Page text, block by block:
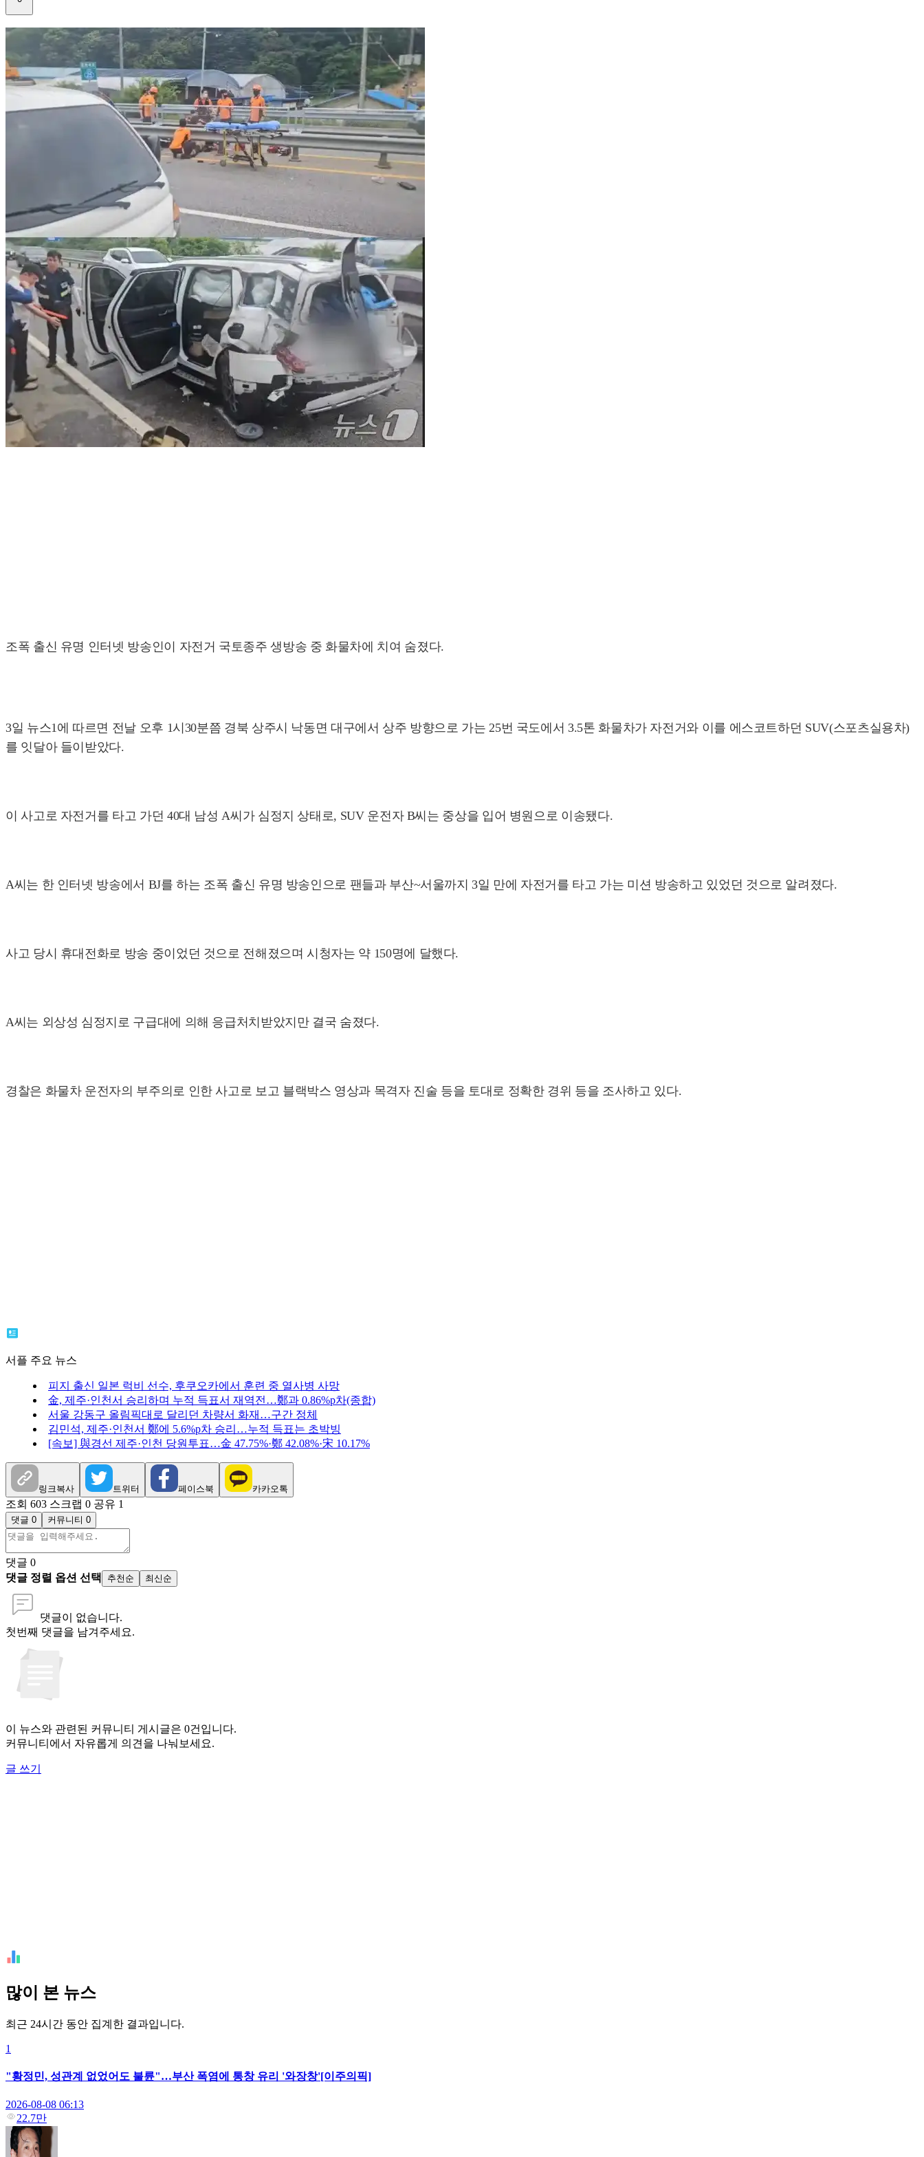
조폭 출신 유명 인터넷 방송인이 자전거 국토종주 생방송 중 화물차에 치여 숨졌다.
3일 뉴스1에 따르면 전날 오후 1시30분쯤 경북 상주시 낙동면 대구에서 상주 방향으로 가는 25번 국도에서 3.5톤 화물차가 자전거와 이를 에스코트하던 SUV(스포츠실용차)
를 잇달아 들이받았다.
이 사고로 자전거를 타고 가던 40대 남성 A씨가 심정지 상태로, SUV 운전자 B씨는 중상을 입어 병원으로 이송됐다.
A씨는 한 인터넷 방송에서 BJ를 하는 조폭 출신 유명 방송인으로 팬들과 부산~서울까지 3일 만에 자전거를 타고 가는 미션 방송하고 있었던 것으로 알려졌다.
사고 당시 휴대전화로 방송 중이었던 것으로 전해졌으며 시청자는 약 150명에 달했다.
A씨는 외상성 심정지로 구급대에 의해 응급처치받았지만 결국 숨졌다.
경찰은 화물차 운전자의 부주의로 인한 사고로 보고 블랙박스 영상과 목격자 진술 등을 토대로 정확한 경위 등을 조사하고 있다.
서플 주요 뉴스
피지 출신 일본 럭비 선수, 후쿠오카에서 훈련 중 열사병 사망
金, 제주·인천서 승리하며 누적 득표서 재역전…鄭과 0.86%p차(종합)
서울 강동구 올림픽대로 달리던 차량서 화재…구간 정체
김민석, 제주·인천서 鄭에 5.6%p차 승리…누적 득표는 초박빙
[속보] 與경선 제주·인천 당원투표…金 47.75%·鄭 42.08%·宋 10.17%
링크복사 트위터 페이스북 카카오톡
조회 603 스크랩 0 공유 1
댓글 0 커뮤니티 0
댓글 0
댓글 정렬 옵션 선택
추천순 최신순
댓글이 없습니다.
첫번째 댓글을 남겨주세요.
이 뉴스와 관련된 커뮤니티 게시글은 0건입니다.
커뮤니티에서 자유롭게 의견을 나눠보세요.
글 쓰기
많이 본 뉴스
최근 24시간 동안 집계한 결과입니다.
1
"황정민, 성관계 없었어도 불륜"…부산 폭염에 통창 유리 '와장창'[이주의픽]
2026-08-08 06:13
22.7만